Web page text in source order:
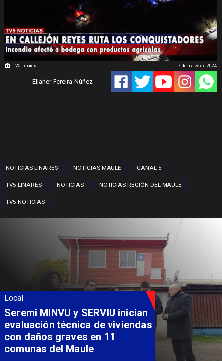
TV5 Linares
Eljaher Pereira Núñez
7 de marzo de 2024
NOTICIAS LINARES NOTICIAS MAULE CANAL 5
TV5 LINARES NOTICIAS NOTICIAS REGIÓN DEL MAULE
TV5 NOTICIAS
Local
Fondo Orasmi entrega apoyo a
familia de Romeral para
costear alimentación
especializada de niño con
Síndrome de Intestino Corto